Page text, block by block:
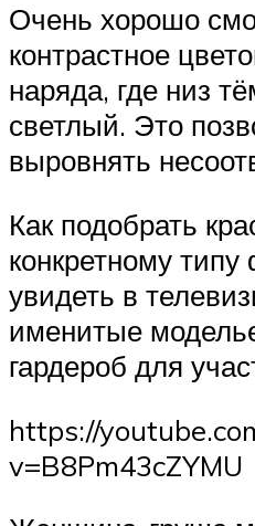
Очень хорошо
контрастное
наряда, где низ
светлый. Это
выровнять
Как подобрать
конкретному
увидеть в
именитые
гардероб для
https://
v=B8Pm43cZYMU